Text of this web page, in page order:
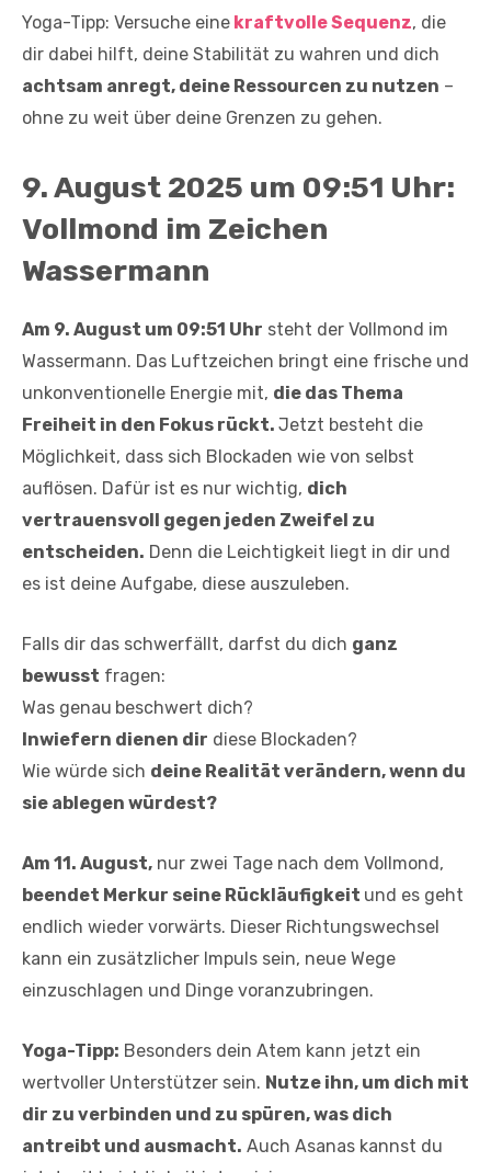
Yoga-Tipp: Versuche eine kraftvolle Sequenz, die
dir dabei hilft, deine Stabilität zu wahren und dich
achtsam anregt, deine Ressourcen zu nutzen –
ohne zu weit über deine Grenzen zu gehen.
9. August 2025 um 09:51 Uhr:
Vollmond im Zeichen
Wassermann
Am 9. August um 09:51 Uhr steht der Vollmond im
Wassermann. Das Luftzeichen bringt eine frische und
unkonventionelle Energie mit, die das Thema
Freiheit in den Fokus rückt. Jetzt besteht die
Möglichkeit, dass sich Blockaden wie von selbst
auflösen. Dafür ist es nur wichtig, dich
vertrauensvoll gegen jeden Zweifel zu
entscheiden. Denn die Leichtigkeit liegt in dir und
es ist deine Aufgabe, diese auszuleben.
Falls dir das schwerfällt, darfst du dich ganz
bewusst fragen:
Was genau beschwert dich?
Inwiefern dienen dir diese Blockaden?
Wie würde sich deine Realität verändern, wenn du
sie ablegen würdest?
Am 11. August, nur zwei Tage nach dem Vollmond,
beendet Merkur seine Rückläufigkeit und es geht
endlich wieder vorwärts. Dieser Richtungswechsel
kann ein zusätzlicher Impuls sein, neue Wege
einzuschlagen und Dinge voranzubringen.
Yoga-Tipp: Besonders dein Atem kann jetzt ein
wertvoller Unterstützer sein. Nutze ihn, um dich mit
dir zu verbinden und zu spüren, was dich
antreibt und ausmacht. Auch Asanas kannst du